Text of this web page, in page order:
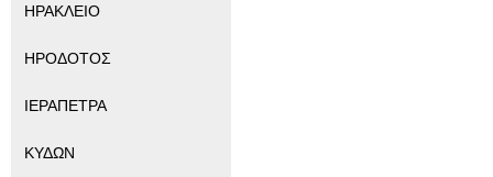
ΗΡΑΚΛΕΙΟ
ΗΡΟΔΟΤΟΣ
ΙΕΡΑΠΕΤΡΑ
ΚΥΔΩΝ